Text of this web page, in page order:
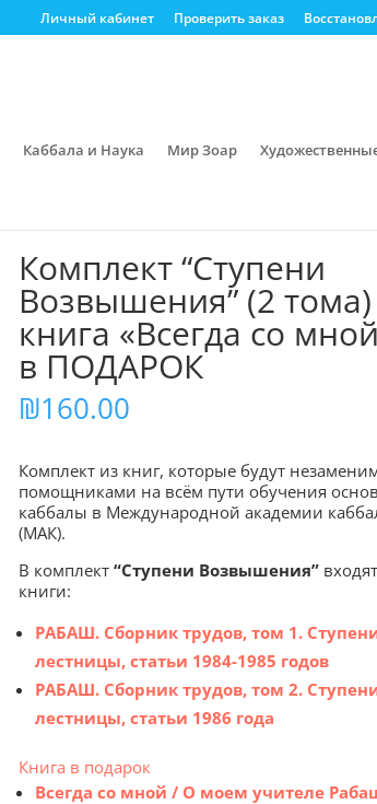
Личный кабинет Проверить заказ
Каббала и Наука Мир Зоар
Комплект “Ступени
Возвышения” (2 тома)
книга «Всегда со
в ПОДАРОК
₪160.00
Комплект из книг, которые будут
помощниками на всём пути обучения
каббалы в Международной академии
(МАК).
В комплект “Ступени Возвышения”входят
книги:
РАБАШ. Сборник трудов, том 1.
лестницы, статьи 1984-1985 годов
РАБАШ. Сборник трудов, том 2.
лестницы, статьи 1986 года
Книга в подарок
Всегда со мной / О моем учителе